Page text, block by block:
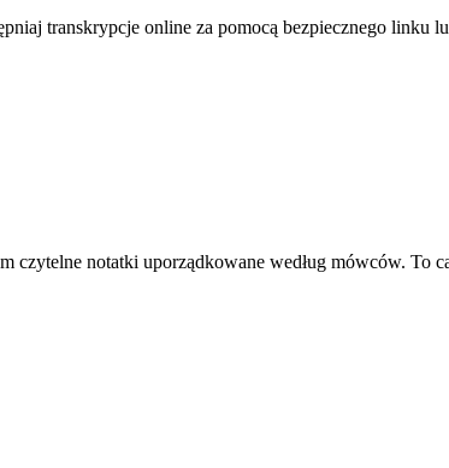
transkrypcje online za pomocą bezpiecznego linku
czytelne notatki uporządkowane według mówców.